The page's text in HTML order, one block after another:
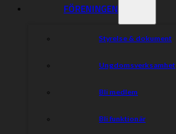
FÖRENINGEN
Styrelse & dokument
Ungdomsverksamhet
Bli medlem
Bli funktionär